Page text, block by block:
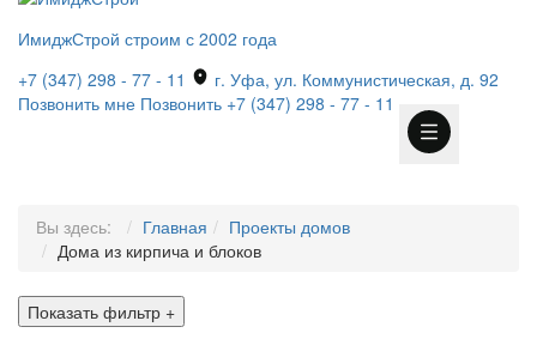
ИмиджСтрой строим с 2002 года
+7 (347) 298 - 77 - 11
г. Уфа, ул. Коммунистическая, д. 92
Позвонить мне Позвонить +7 (347) 298 - 77 - 11
Вы здесь: Главная
Проекты домов
Дома из кирпича и блоков
Показать фильтр +